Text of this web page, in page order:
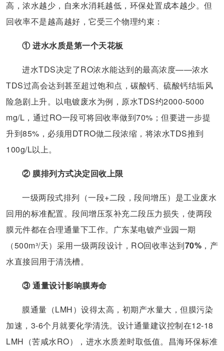
高，浓水越少，自来水消耗越低，环保处置成本越少。但
回收率不是越高越好，它受三个物理约束：
① 进水水质是第一个天花板
进水TDS决定了RO浓水能达到的最高浓度——浓水
TDS过高会达到甚至超过饱和点，碳酸钙、硫酸钙结垢风
险急剧上升。以电镀废水为例，原水TDS约2000-5000
mg/L，通过RO一段可将回收率做到70%；但要进一步提
升到85%，必须用DTRO做二段浓缩，将浓水TDS推到
100g/L以上。
② 膜排列方式决定回收上限
一级两段式排列（一段+二段，段间增压）是工业废水
回用的标准配置。段间增压泵补充二段压力损失，使两段
膜元件都在合理通量下工作。广东某电镀产业园一期
（500m³/天）采用一级两段设计，RO回收率达到70% ，产
水直接回用于清洗槽。
③ 通量设计影响膜寿命
膜通量（LMH）设得太高，初期产水量大，但膜污染
加速，3-6个月就要化学清洗。设计通量建议控制在12-18
LMH（苦咸水RO），进水水质差时取低值。昌海环保标准